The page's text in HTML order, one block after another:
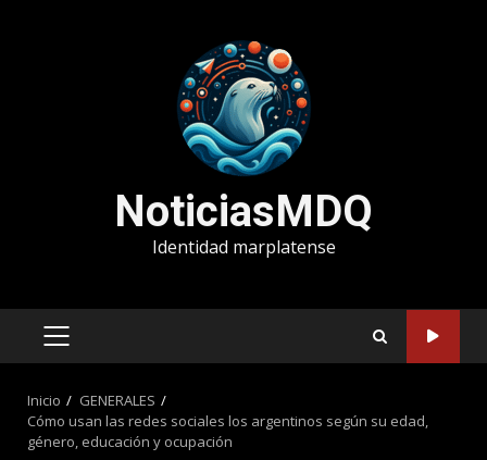
NoticiasMDQ
Identidad marplatense
MENÚ
Inicio
GENERALES
Cómo usan las redes sociales los argentinos según su edad,
género, educación y ocupación